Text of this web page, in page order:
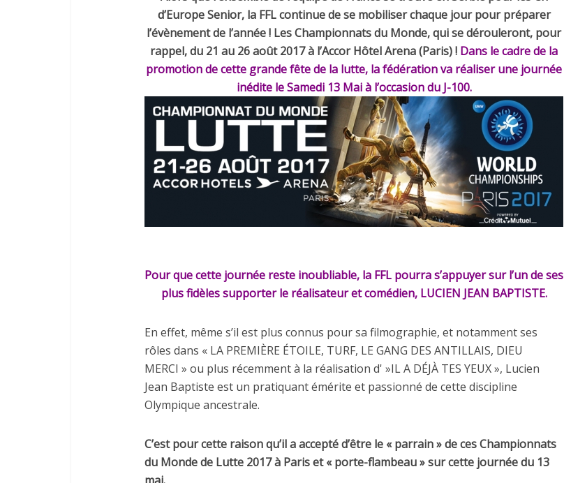
d’Europe Senior, la FFL continue de se mobiliser chaque jour pour préparer
l’évènement de l’année ! Les Championnats du Monde, qui se dérouleront, pour
rappel, du 21 au 26 août 2017 à l’Accor Hôtel Arena (Paris) ! Dans le cadre de la
promotion de cette grande fête de la lutte, la fédération va réaliser une journée
inédite le Samedi 13 Mai à l’occasion du J-100.
Pour que cette journée reste inoubliable, la FFL pourra s’appuyer sur l’un de ses
plus fidèles supporter le réalisateur et comédien, LUCIEN JEAN BAPTISTE.
En effet, même s’il est plus connus pour sa filmographie, et notamment ses
rôles dans « LA PREMIÈRE ÉTOILE, TURF, LE GANG DES ANTILLAIS, DIEU
MERCI » ou plus récemment à la réalisation d' »IL A DÉJÀ TES YEUX », Lucien
Jean Baptiste est un pratiquant émérite et passionné de cette discipline
Olympique ancestrale.
C’est pour cette raison qu’il a accepté d’être le « parrain » de ces Championnats
du Monde de Lutte 2017 à Paris et « porte-flambeau » sur cette journée du 13
mai.